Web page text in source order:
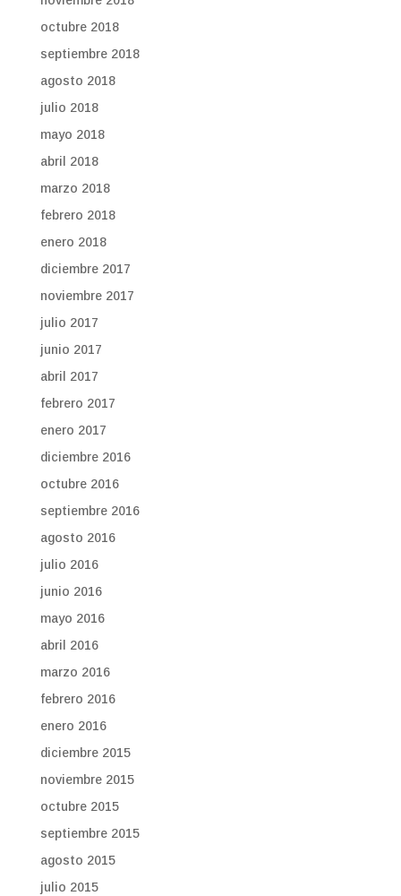
octubre 2018
septiembre 2018
agosto 2018
julio 2018
mayo 2018
abril 2018
marzo 2018
febrero 2018
enero 2018
diciembre 2017
noviembre 2017
julio 2017
junio 2017
abril 2017
febrero 2017
enero 2017
diciembre 2016
octubre 2016
septiembre 2016
agosto 2016
julio 2016
junio 2016
mayo 2016
abril 2016
marzo 2016
febrero 2016
enero 2016
diciembre 2015
noviembre 2015
octubre 2015
septiembre 2015
agosto 2015
julio 2015